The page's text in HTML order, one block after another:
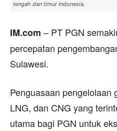
tengah dan timur Indonesia.
IM.com – PT PGN
percepatan
Sulawesi.
Penguasaan pengelolaan
LNG, dan CNG yang
utama bagi PGN untuk